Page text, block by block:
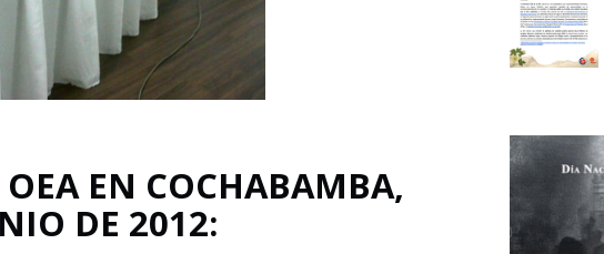
EN COCHABAMBA,
DE 2012: